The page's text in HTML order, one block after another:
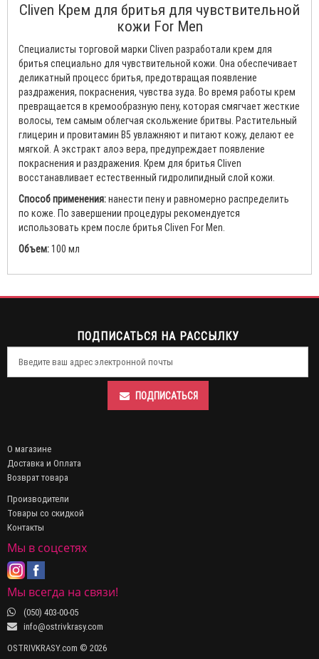
Cliven Крем для бритья для чувствительной
кожи For Men
Специалисты торговой марки Cliven разработали крем для
бритья специально для чувствительной кожи. Она обеспечивает
деликатный процесс бритья, предотвращая появление
раздражения, покраснения, чувства зуда. Во время работы крем
превращается в кремообразную пену, которая смягчает жесткие
волосы, тем самым облегчая скольжение бритвы. Растительный
глицерин и провитамин В5 увлажняют и питают кожу, делают ее
мягкой. А экстракт алоэ вера, предупреждает появление
покраснения и раздражения. Крем для бритья Cliven
восстанавливает естественный гидролипидный слой кожи.
Способ применения:нанести пену и равномерно распределить
по коже. По завершении процедуры рекомендуется
использовать крем после бритья Cliven For Men.
Объем:100 мл
ПОДПИСАТЬСЯ НА РАССЫЛКУ
ПОДПИСАТЬСЯ
О магазине
Доставка и Оплата
Возврат товара
Производители
Товары со скидкой
Контакты
Мы в соцсетях
Мы всегда на связи!
(050) 403-00-05
info@ostrivkrasy.com
OSTRIVKRASY.com © 2026